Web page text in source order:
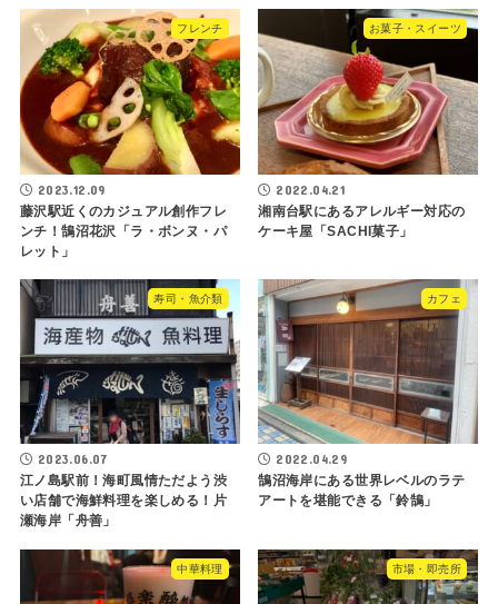
フレンチ
2023.12.09
藤沢駅近くのカジュアル創作フレ
ンチ！鵠沼花沢「ラ・ボンヌ・パ
レット」
お菓子・スイーツ
2022.04.21
湘南台駅にあるアレルギー対応の
ケーキ屋「SACHI菓子」
寿司・魚介類
2023.06.07
江ノ島駅前！海町風情ただよう渋
い店舗で海鮮料理を楽しめる！片
瀬海岸「舟善」
カフェ
2022.04.29
鵠沼海岸にある世界レベルのラテ
アートを堪能できる「鈴鵠」
中華料理 市場・即売所